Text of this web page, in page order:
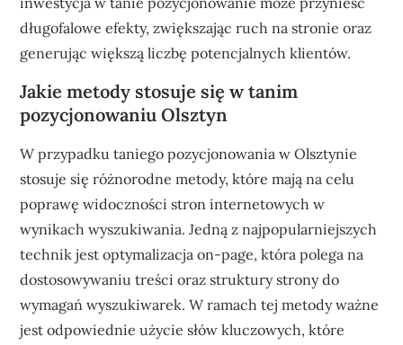
długofalowe efekty, zwiększając ruch na stronie oraz
generując większą liczbę potencjalnych klientów.
Jakie metody stosuje się w tanim
pozycjonowaniu Olsztyn
W przypadku taniego pozycjonowania w Olsztynie
stosuje się różnorodne metody, które mają na celu
poprawę widoczności stron internetowych w
wynikach wyszukiwania. Jedną z najpopularniejszych
technik jest optymalizacja on-page, która polega na
dostosowywaniu treści oraz struktury strony do
wymagań wyszukiwarek. W ramach tej metody ważne
jest odpowiednie użycie słów kluczowych, które